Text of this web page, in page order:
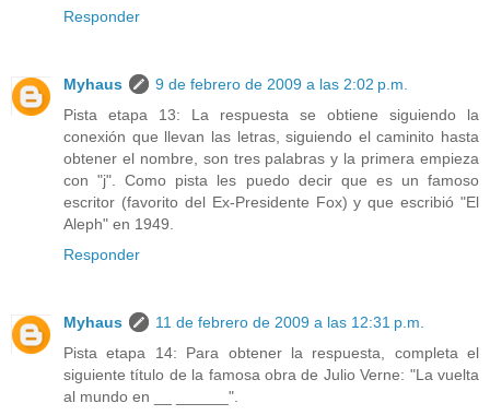
Responder
Myhaus
9 de febrero de 2009 a las 2:02 p.m.
Pista etapa 13: La respuesta se obtiene siguiendo la
conexión que llevan las letras, siguiendo el caminito hasta
obtener el nombre, son tres palabras y la primera empieza
con "j". Como pista les puedo decir que es un famoso
escritor (favorito del Ex-Presidente Fox) y que escribió "El
Aleph" en 1949.
Responder
Myhaus
11 de febrero de 2009 a las 12:31 p.m.
Pista etapa 14: Para obtener la respuesta, completa el
siguiente título de la famosa obra de Julio Verne: "La vuelta
al mundo en __ ______".